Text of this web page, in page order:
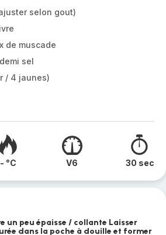
selon gout)
de muscade
sel
/ 4 jaunes)
- °C V6 30 sec
un peu épaisse / collante Laisser
dans la poche à douille et former